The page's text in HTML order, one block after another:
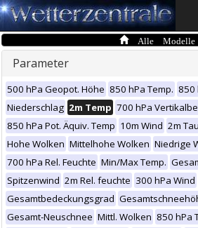
Alle Modelle
Parameter
500 hPa Geopot. Höhe 850 hPa Temp. 850
Niederschlag 2m Temp 700 hPa
850 hPa Pot. Äquiv. Temp 10m Wind 2m
Hohe Wolken Mittelhohe Wolken Niedrige
700 hPa Rel. Feuchte Min/Max Temp.
Spitzenwind 2m Rel. feuchte 300 hPa Wind
Gesamtbedeckungsgrad
Gesamt-Neuschnee Mittl. Wolken 850 hPa